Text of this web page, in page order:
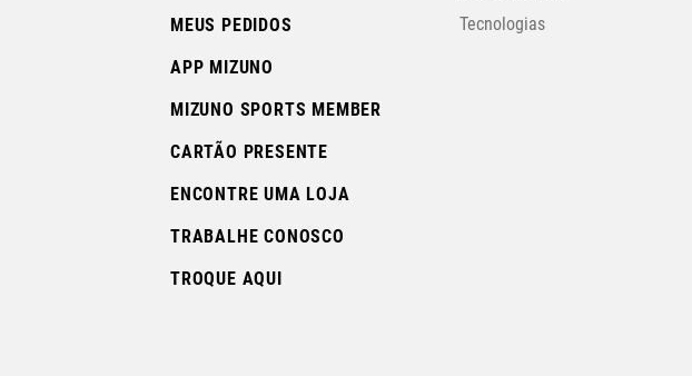
MEUS PEDIDOS
APP MIZUNO
MIZUNO SPORTS MEMBER
CARTÃO PRESENTE
ENCONTRE UMA LOJA
TRABALHE CONOSCO
TROQUE AQUI
Tecnologias